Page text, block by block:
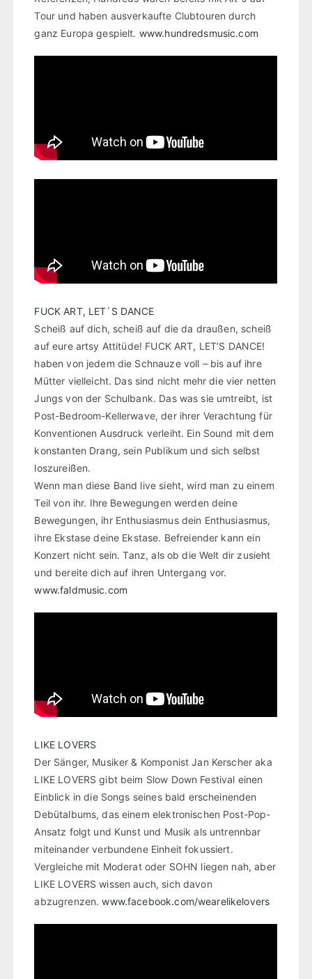
Tour und haben ausverkaufte Clubtouren durch
ganz Europa gespielt. www.hundredsmusic.com
FUCK ART, LET´S DANCE
Scheiß auf dich, scheiß auf die da draußen, scheiß
auf eure artsy Attitüde! FUCK ART, LET’S DANCE!
haben von jedem die Schnauze voll – bis auf ihre
Mütter vielleicht. Das sind nicht mehr die vier netten
Jungs von der Schulbank. Das was sie umtreibt, ist
Post-Bedroom-Kellerwave, der ihrer Verachtung für
Konventionen Ausdruck verleiht. Ein Sound mit dem
konstanten Drang, sein Publikum und sich selbst
loszureißen.
Wenn man diese Band live sieht, wird man zu einem
Teil von ihr. Ihre Bewegungen werden deine
Bewegungen, ihr Enthusiasmus dein Enthusiasmus,
ihre Ekstase deine Ekstase. Befreiender kann ein
Konzert nicht sein. Tanz, als ob die Welt dir zusieht
und bereite dich auf ihren Untergang vor.
www.faldmusic.com
LIKE LOVERS
Der Sänger, Musiker & Komponist Jan Kerscher aka
LIKE LOVERS gibt beim Slow Down Festival einen
Einblick in die Songs seines bald erscheinenden
Debütalbums, das einem elektronischen Post-Pop-
Ansatz folgt und Kunst und Musik als untrennbar
miteinander verbundene Einheit fokussiert.
Vergleiche mit Moderat oder SOHN liegen nah, aber
LIKE LOVERS wissen auch, sich davon
abzugrenzen.www.facebook.com/wearelikelovers